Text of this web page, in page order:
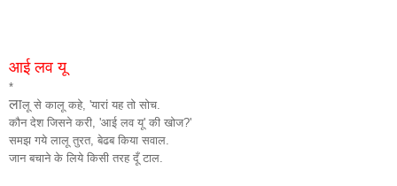
आई लव यू
*
लालू से कालू कहे, 'यारां यह तो सोच.
कौन देश जिसने करी, 'आई लव यू' की खोज?'
समझ गये लालू तुरत, बेढब किया सवाल.
जान बचाने के लिये किसी तरह दूँ टाल.